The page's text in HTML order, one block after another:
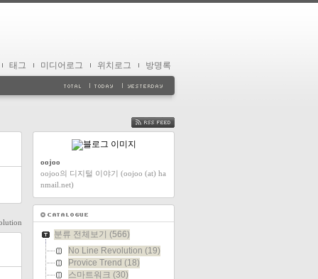
태그 미디어로그 위치로그 방명록
FEED
oojoo
oojoo의 디지털 이야기 (oojoo (at) ha
nmail.net)
분류 전체보기
(566)
No Line Revolution (19)
Provice Trend (18)
스마트워크 (30)